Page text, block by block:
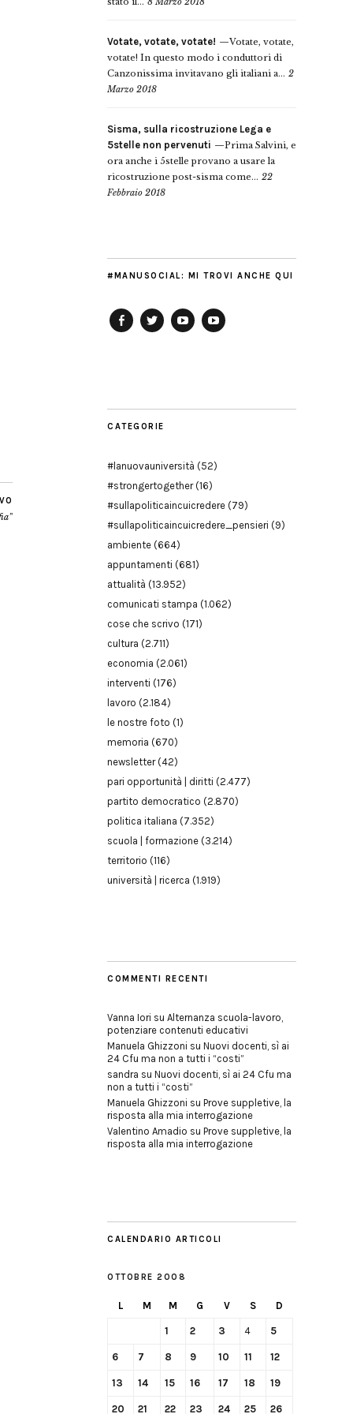
Votate, votate, votate!
Votate, votate,
votate! In questo modo i conduttori di
Canzonissima invitavano gli italiani a... 2
Marzo 2018
Sisma, sulla ricostruzione Lega e
5stelle non pervenuti
Prima Salvini, e
ora anche i 5stelle provano a usare la
ricostruzione post-sisma come... 22
Febbraio 2018
#MANUSOCIAL: MI TROVI ANCHE QUI
CATEGORIE
#lanuovauniversità (52)
#strongertogether(16)
#sullapoliticaincuicredere (79)
#sullapoliticaincuicredere_pensieri (9)
ambiente (664)
appuntamenti (681)
attualità (13.952)
comunicati stampa (1.062)
cose che scrivo (171)
cultura (2.711)
economia (2.061)
interventi (176)
lavoro (2.184)
le nostre foto (1)
memoria (670)
newsletter(42)
pari opportunità | diritti (2.477)
partito democratico (2.870)
politica italiana (7.352)
scuola | formazione (3.214)
territorio (116)
università | ricerca (1.919)
COMMENTI RECENTI
Vanna Iori su Alternanza scuola-lavoro,
potenziare contenuti educativi
Manuela Ghizzoni su Nuovi docenti, sì ai
24 Cfu ma non a tutti i “costi”
sandra su Nuovi docenti, sì ai 24 Cfu ma
non a tutti i “costi”
Manuela Ghizzoni su Prove suppletive, la
risposta alla mia interrogazione
Valentino Amadio su Prove suppletive, la
risposta alla mia interrogazione
CALENDARIO ARTICOLI
OTTOBRE 2008
L M M G V S D
1 2 3 4 5
6 7 8 9 10 11 12
13 14 15 16 17 18 19
20 21 22 23 24 25 26